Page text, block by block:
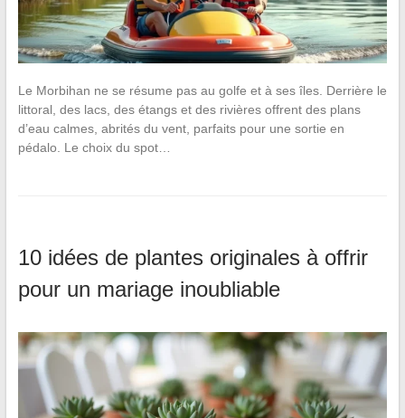
Le Morbihan ne se résume pas au golfe et à ses îles. Derrière le
littoral, des lacs, des étangs et des rivières offrent des plans
d’eau calmes, abrités du vent, parfaits pour une sortie en
pédalo. Le choix du spot…
10 idées de plantes originales à offrir
pour un mariage inoubliable